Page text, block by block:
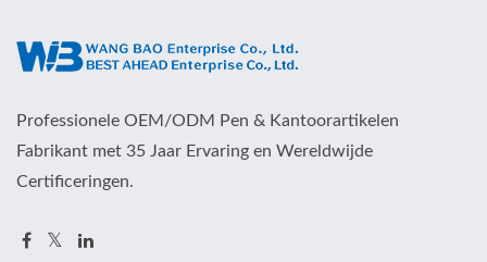
Professionele OEM/ODM Pen & Kantoorartikelen
Fabrikant met 35 Jaar Ervaring en Wereldwijde
Certificeringen.